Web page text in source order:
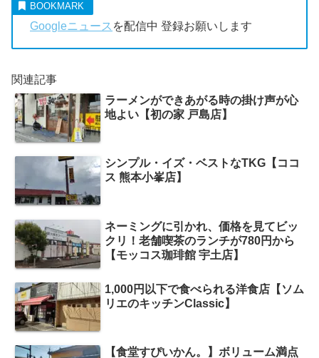
Googleニュース を配信中 登録お願いします
関連記事
ラーメンができあがる時の掛け声が心
地よい【初の家 戸島店】
シンプル・イズ・ベストなTKG【ココ
ス 熊本小峯店】
ネーミングに引かれ、価格を見てビッ
クリ！老舗喫茶のランチが780円から
【モッコス珈琲館 宇土店】
1,000円以下で食べられる洋食店【ソム
リエのキッチンClassic】
【食堂すぴいかん。】ボリューム満点